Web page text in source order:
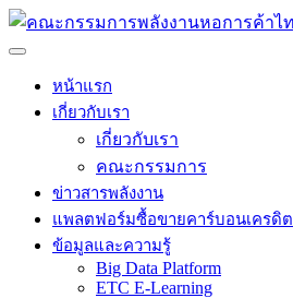
หน้าแรก
เกี่ยวกับเรา
เกี่ยวกับเรา
คณะกรรมการ
ข่าวสารพลังงาน
แพลตฟอร์มซื้อขายคาร์บอนเครดิต
ข้อมูลและความรู้
Big Data Platform
ETC E-Learning